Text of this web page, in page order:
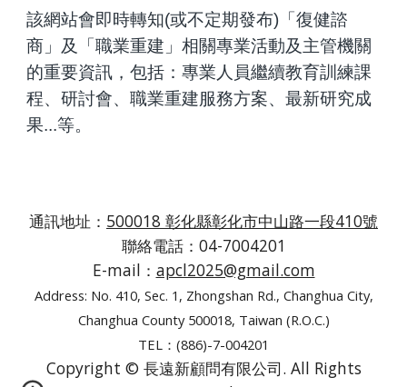
該網站會即時轉知(或不定期發布)「復健諮
商」及「職業重建」相關專業活動及主管機關
的重要資訊，包括：專業人員繼續教育訓練課
程、研討會、職業重建服務方案、最新研究成
果...等。
通訊地址： 500018 彰化縣彰化市中山路一段410號
聯絡電話：04-7004201
E-mail： apcl2025@gmail.com
Address: No. 410, Sec. 1, Zhongshan Rd., Changhua City,
Changhua County 500018, Taiwan (R.O.C.)
TEL：(886)-7-004201
Copyright © 長遠新顧問有限公司. All Rights